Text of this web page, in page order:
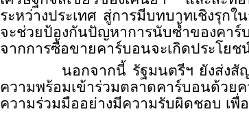
ระหว่างประเทศ สู่การมีบทบาทเชิงรุก
จะช่วยป้องกันปัญหาการนับซ้ำของคา
จากการซื้อขายคาร์บอนจะเกิดประโย
นอกจากนี้ รัฐมนตรีฯ ยังส่งสั
ความพร้อมเข้าร่วมตลาดคาร์บอนด้วย
ความร่วมมืออย่างมีความรับผิดชอบ เ